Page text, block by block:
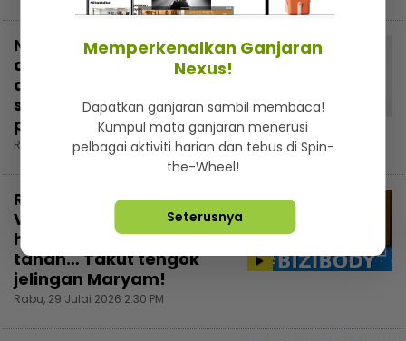
Nama belum cukup
dikenali, Melissa Aurellia
akui kecil hati tapi tak
sanggup buat gimik
popularkan diri
Rabu, 29 Julai 2026 7:30 PM
Ryzal Ibrahim tunjuk
Vespa 946 Dior, ‘second
hand’ tapi harga boleh
tahan… Takut tengok
jelingan Maryam!
Rabu, 29 Julai 2026 2:30 PM
Memperkenalkan Ganjaran
Nexus!
Dapatkan ganjaran sambil membaca!
Kumpul mata ganjaran menerusi
pelbagai aktiviti harian dan tebus di Spin-
the-Wheel!
Seterusnya